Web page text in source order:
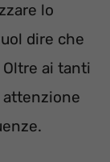
lo
dire che
ai tanti